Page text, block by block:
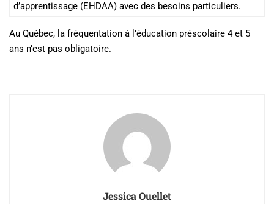
d’apprentissage (EHDAA) avec des besoins particuliers.
Au Québec, la fréquentation à l’éducation préscolaire 4 et 5
ans n’est pas obligatoire.
Jessica Ouellet